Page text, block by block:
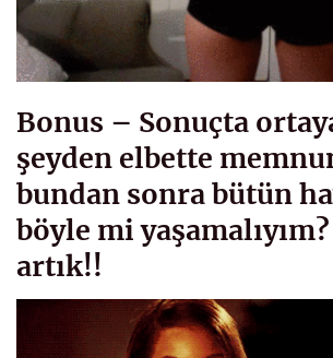
Bonus – Sonuçta
şeyden elbette
bundan sonra bütün
böyle mi
artık!!